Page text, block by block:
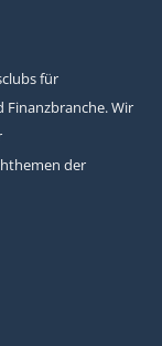
für
Wir
der